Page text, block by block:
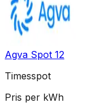
Agva Spot 12
Timesspot
Pris per kWh